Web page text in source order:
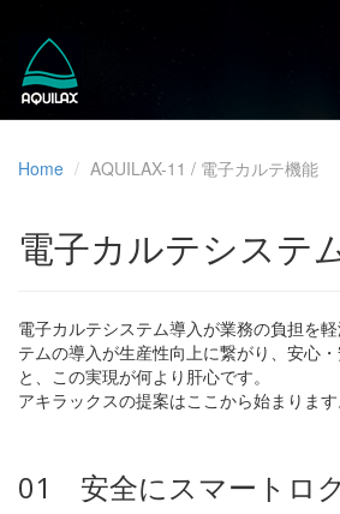
Home AQUILAX-11 / 電子カルテ機能
電子カルテシステ
電子カルテシステム導入が業務の負担を
テムの導入が生産性向上に繋がり、安心
と、この実現が何より肝心です。
アキラックスの提案はここから始まります
01 安全にスマートロ